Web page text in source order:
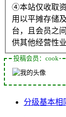
④本站仅收取资
用以平摊存储
台，且会员之
供其他经营性业
投稿会员：cook
分级基本相